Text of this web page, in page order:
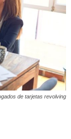
de tarjetas revolving